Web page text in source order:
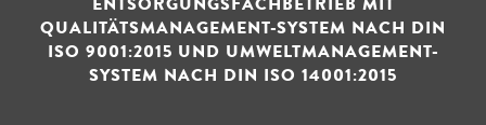
QUALITÄTSMANAGEMENT-SYSTEM NACH DIN
ISO 9001:2015 UND UMWELTMANAGEMENT-
SYSTEM NACH DIN ISO 14001:2015